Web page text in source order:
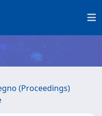
(Proceedings)